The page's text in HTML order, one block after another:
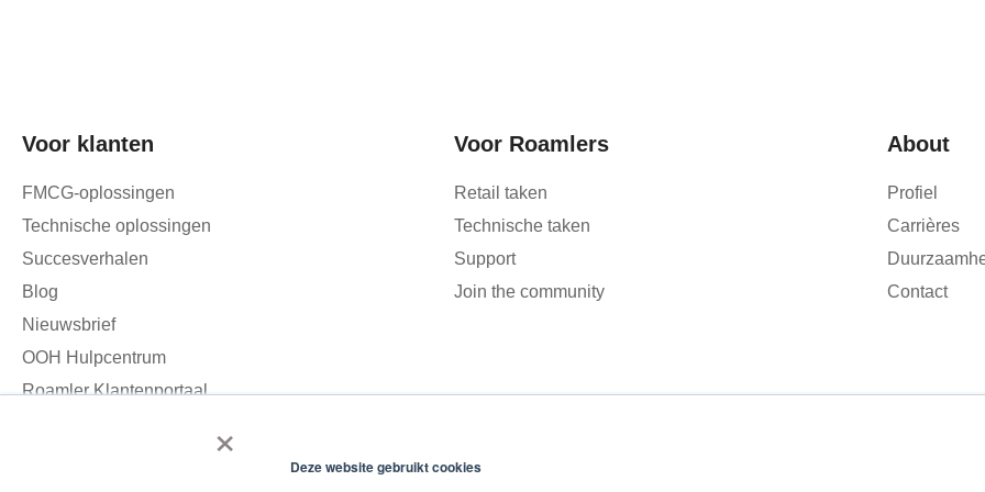
× Deze website gebruikt cookies
Voor klanten
FMCG-oplossingen
Technische oplossingen
Succesverhalen
Blog
Nieuwsbrief
OOH Hulpcentrum
Roamler Klantenportaal
Voor Roamlers
Retail taken
Technische taken
Support
Join the community
About
Profiel
Carrières
Contact